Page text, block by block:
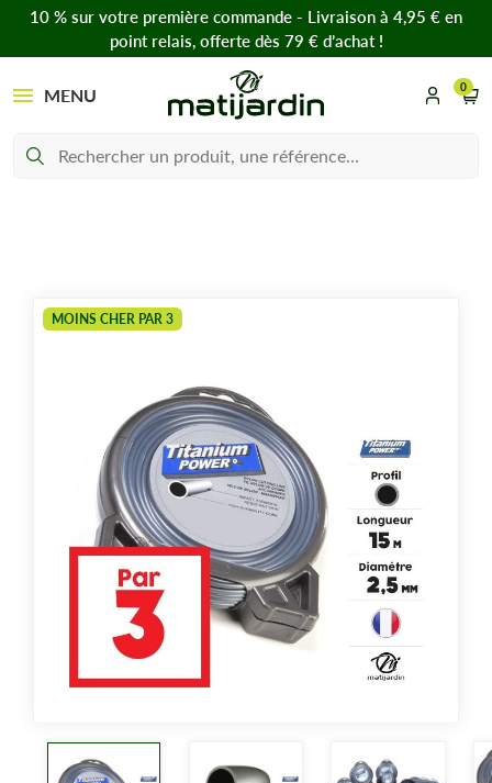
10 % sur votre première commande - Livraison à 4,95 € en
point relais, offerte dès 79 € d’achat !
MENU 0
MOINS CHER PAR 3